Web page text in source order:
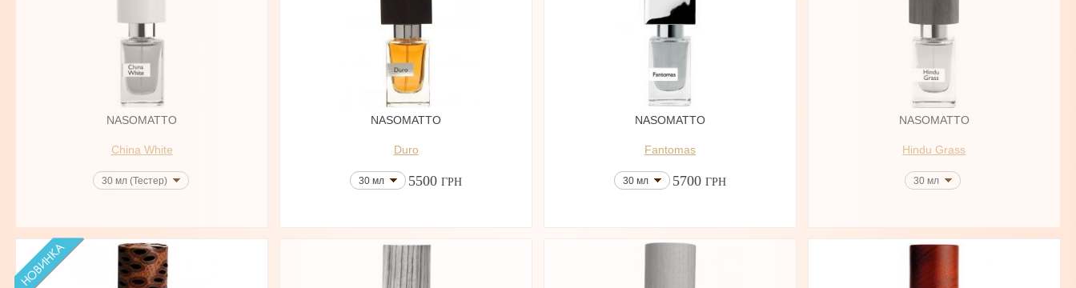
NASOMATTO
China White
30 мл (Тестер)
NASOMATTO
Duro
30 мл 5500 ГРН
NASOMATTO
Fantomas
30 мл 5700 ГРН
NASOMATTO
Hindu Grass
30 мл